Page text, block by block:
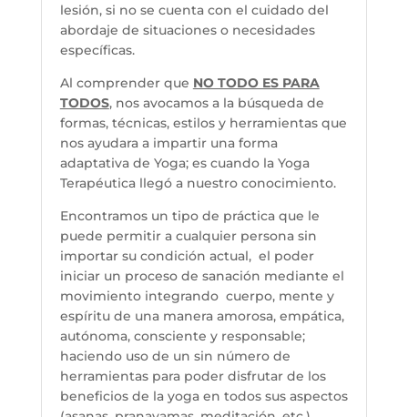
lesión, si no se cuenta con el cuidado del
abordaje de situaciones o necesidades
específicas.
Al comprender que NO TODO ES PARA
TODOS, nos avocamos a la búsqueda de
formas, técnicas, estilos y herramientas que
nos ayudara a impartir una forma
adaptativa de Yoga; es cuando la Yoga
Terapéutica llegó a nuestro conocimiento.
Encontramos un tipo de práctica que le
puede permitir a cualquier persona sin
importar su condición actual, el poder
iniciar un proceso de sanación mediante el
movimiento integrando cuerpo, mente y
espíritu de una manera amorosa, empática,
autónoma, consciente y responsable;
haciendo uso de un sin número de
herramientas para poder disfrutar de los
beneficios de la yoga en todos sus aspectos